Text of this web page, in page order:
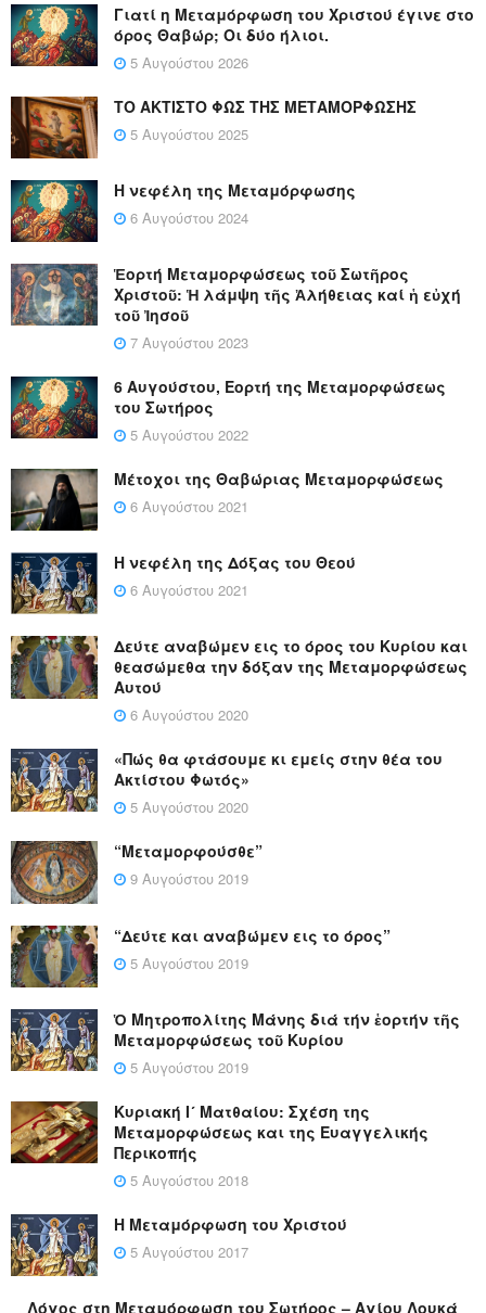
Γιατί η Μεταμόρφωση του Χριστού έγινε στο
όρος Θαβώρ; Οι δύο ήλιοι.
5 Αυγούστου 2026
ΤΟ ΑΚΤΙΣΤΟ ΦΩΣ ΤΗΣ ΜΕΤΑΜΟΡΦΩΣΗΣ
5 Αυγούστου 2025
Η νεφέλη της Μεταμόρφωσης
6 Αυγούστου 2024
Ἑορτή Μεταμορφώσεως τοῦ Σωτῆρος
Χριστοῦ: Ἡ λάμψη τῆς Ἀλήθειας καί ἡ εὐχή
τοῦ Ἰησοῦ
7 Αυγούστου 2023
6 Αυγούστου, Εορτή της Μεταμορφώσεως
του Σωτήρος
5 Αυγούστου 2022
Μέτοχοι της Θαβώριας Μεταμορφώσεως
6 Αυγούστου 2021
Η νεφέλη της Δόξας του Θεού
6 Αυγούστου 2021
Δεύτε αναβώμεν εις το όρος του Κυρίου και
θεασώμεθα την δόξαν της Μεταμορφώσεως
Αυτού
6 Αυγούστου 2020
«Πώς θα φτάσουμε κι εμείς στην θέα του
Ακτίστου Φωτός»
5 Αυγούστου 2020
“Μεταμορφούσθε”
9 Αυγούστου 2019
“Δεύτε και αναβώμεν εις το όρος”
5 Αυγούστου 2019
Ὁ Μητροπολίτης Μάνης διά τήν ἑορτήν τῆς
Μεταμορφώσεως τοῦ Κυρίου
5 Αυγούστου 2019
Κυριακή Ι´ Ματθαίου: Σχέση της
Μεταμορφώσεως και της Ευαγγελικής
Περικοπής
5 Αυγούστου 2018
Η Μεταμόρφωση του Χριστού
5 Αυγούστου 2017
Λόγος στη Μεταμόρφωση του Σωτήρος – Αγίου Λουκά